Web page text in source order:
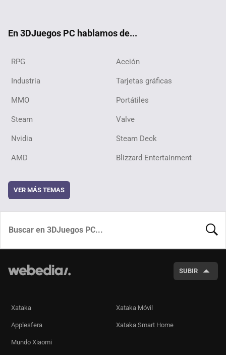
En 3DJuegos PC hablamos de...
RPG Acción
Industria Tarjetas gráficas
MMO Portátiles
Steam Valve
Nvidia Steam Deck
AMD Blizzard Entertainment
VER MÁS TEMAS
SUBIR
Xataka Xataka Móvil
Applesfera Xataka Smart Home
Mundo Xiaomi